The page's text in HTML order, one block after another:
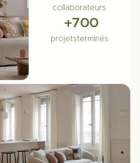
collaborateurs
projetsterminés
+700